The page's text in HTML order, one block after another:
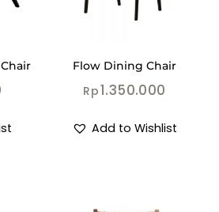
Flow Dining Chair
Rp1.350.000
Add to Wishlist